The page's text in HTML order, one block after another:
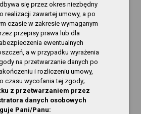
2021-07-09
12:08:04
Krzysztof
Kopija
2021-03-29
10:32:54
Krzysztof
Kopija
2020-09-24
12:42:54
Krzysztof
Kopija
2020-09-18
12:20:06
Krzysztof
Kopija
2020-09-18
12:15:52
Krzysztof
się przez okres niezbędny
realizacji zawartej umowy, a po
czasie w zakresie wymaganym
przepisy prawa lub dla
ewentualnych
a w przypadku wyrażenia
na przetwarzanie danych po
i rozliczeniu umowy,
czasu wycofania tej zgody;
z przetwarzaniem przez
danych osobowych
Pani/Panu: